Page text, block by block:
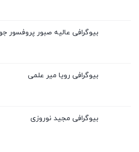
بیوگرافی عالیه صبور پروفسور
بیوگرافی رویا میر علمی
بیوگرافی مجید نوروزی